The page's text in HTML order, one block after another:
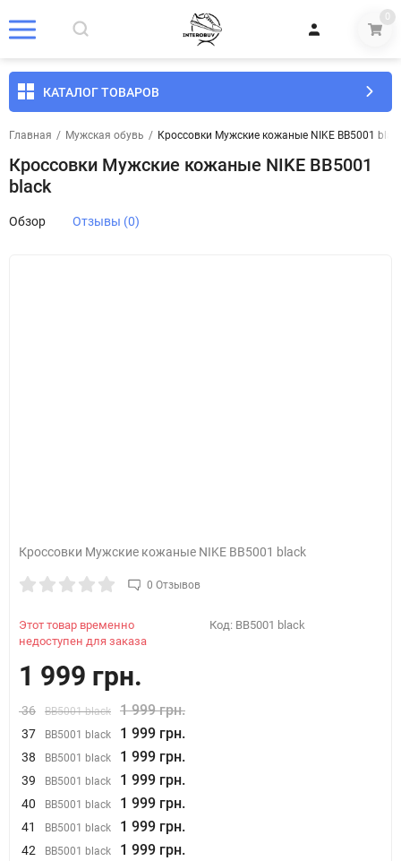
0
КАТАЛОГ ТОВАРОВ
Главная / Мужская обувь / Кроссовки Мужские кожаные NIKE BB5001
Кроссовки Мужские кожаные NIKE BB5001
black
Обзор Отзывы (0)
Кроссовки Мужские кожаные NIKE BB5001 black
0 Отзывов
Этот товар временно
недоступен для заказа
Код: BB5001 black
1 999 грн.
36 BB5001 black 1 999 грн.
37 BB5001 black 1 999 грн.
38 BB5001 black 1 999 грн.
39 BB5001 black 1 999 грн.
40 BB5001 black 1 999 грн.
41 BB5001 black 1 999 грн.
42 BB5001 black 1 999 грн.